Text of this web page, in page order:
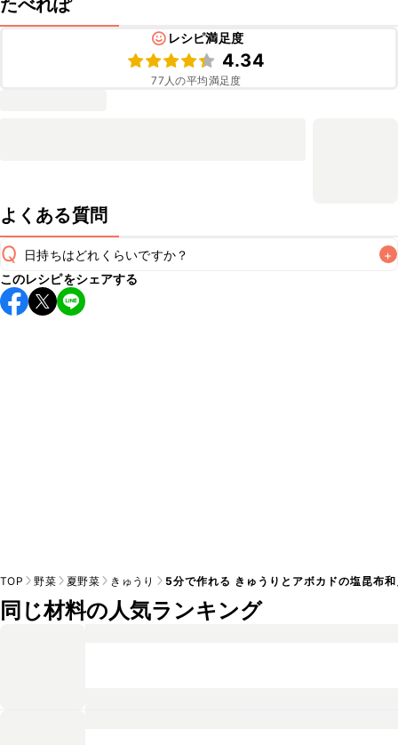
たべれぽ
レシピ満足度
4.34
77 人の平均満足度
よくある質問
Q 日持ちはどれくらいですか？ +
保存期間は冷蔵で当日中が目安です。なるべくお早めにお召
し上がりください。
このレシピをシェアする
TOP 野菜 夏野菜 きゅうり 5分で作れる きゅうりとアボカドの塩昆布
同じ材料の人気ランキング